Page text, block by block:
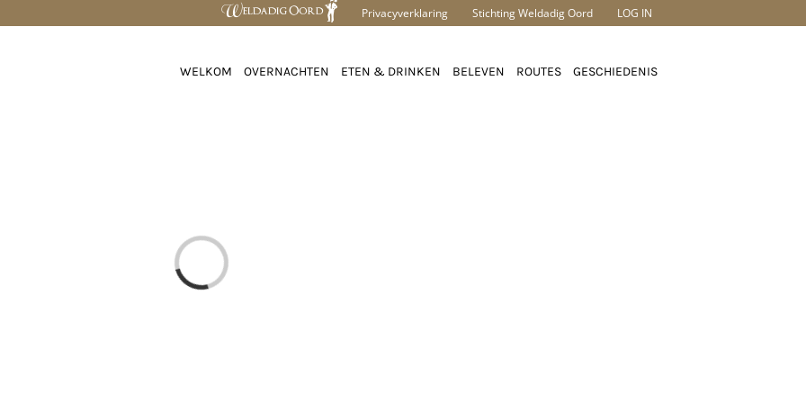
Privacyverklaring Stichting Weldadig Oord LOG IN
WELKOM OVERNACHTEN ETEN & DRINKEN BELEVEN ROUTES GESCHIEDENIS
Loading...